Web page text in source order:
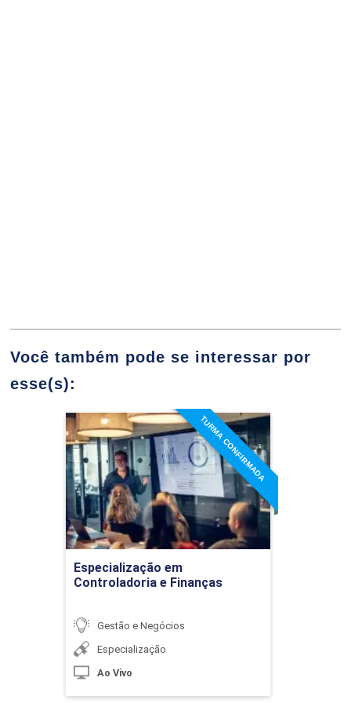
Cálculo de Custos de Consultoria,
Fechamento)
10h
Planejamento e Gestão Tributária
Princípios de Origem e Destino
10h
Você também pode se interessar por
esse(s):
Especialização em
Controladoria e Finanças
TURMA CONFIRMADA
Gestão e Negócios
Especialização
Ao Vivo
Especialização em
Controladoria e Finanças
Detalhes do curso
Ir para Inscrição